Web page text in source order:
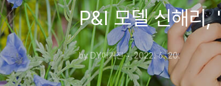
P&I 모델 신해리,
by DY매거진 2022. 6. 20.